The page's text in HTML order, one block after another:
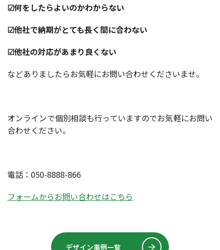
☑何をしたらよいのかわからない
☑他社で納期がとても長く間に合わない
☑他社の対応があまり良くない
などありましたらお気軽にお問い合わせくださいませ。
オンラインで個別相談も行っていますのでお気軽にお問い
合わせください。
電話：050-8888-866
フォームからお問い合わせはこちら
デザイン事例一覧